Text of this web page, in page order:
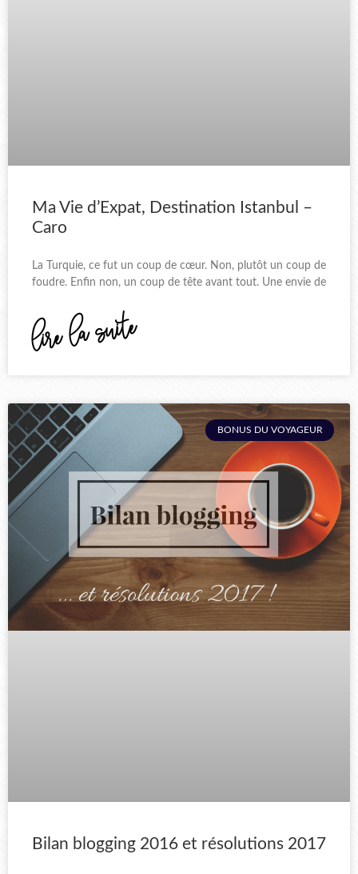
Ma Vie d’Expat, Destination Istanbul –
Caro
La Turquie, ce fut un coup de cœur. Non, plutôt un coup de
foudre. Enfin non, un coup de tête avant tout. Une envie de
lire la suite
BONUS DU VOYAGEUR
Bilan blogging 2016 et résolutions 2017